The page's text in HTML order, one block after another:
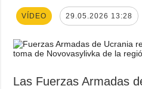
VÍDEO 29.05.2026 13:28
Las Fuerzas Armadas